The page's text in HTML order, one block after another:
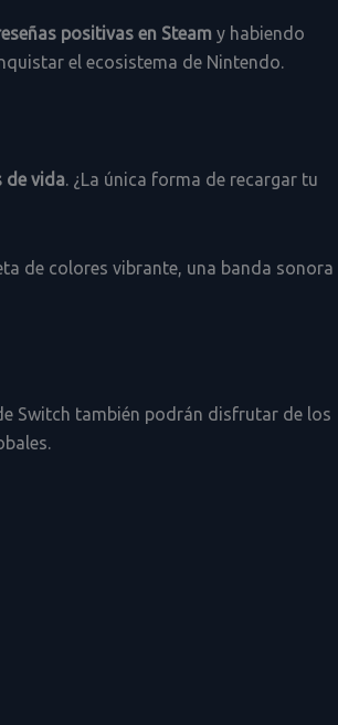
positivas en Steam y habiendo
el ecosistema de Nintendo.
de vida. ¿La única forma de recargar tu
de colores vibrante, una banda sonora
Switch también podrán disfrutar de los